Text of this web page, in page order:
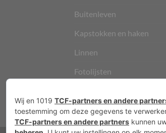
Buitenleven
Kapstokken en haken
Linnen
Fotolijsten